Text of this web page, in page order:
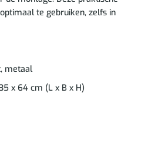
te gebruiken, zelfs in
metaal
x 64 cm (L x B x H)